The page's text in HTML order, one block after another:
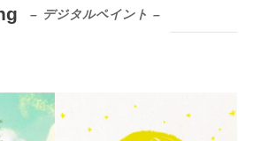
– デジタルペイント –